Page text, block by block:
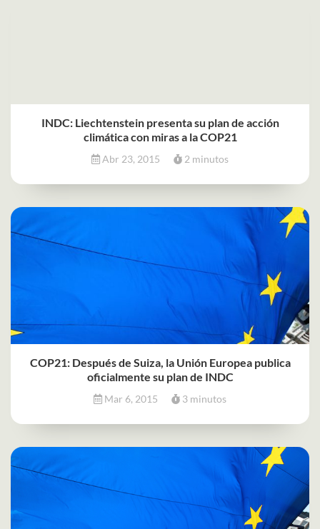
INDC: Liechtenstein presenta su plan de acción
climática con miras a la COP21
Abr 23, 2015 2 minutos
COP21: Después de Suiza, la Unión Europea publica
oficialmente su plan de INDC
Mar 6, 2015 3 minutos